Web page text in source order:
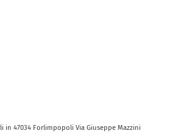
in 47034 Forlimpopoli Via Giuseppe Mazzini